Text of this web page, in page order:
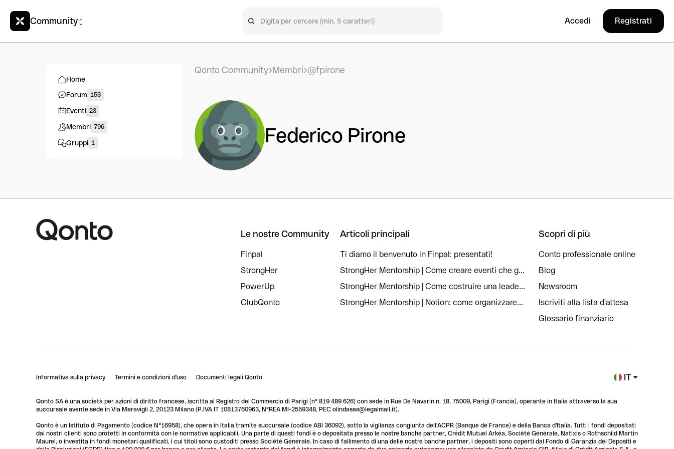
Community Accedi Registrati
Home
Forum 153
Eventi 23
Membri 796
Gruppi 1
Qonto Community Membri @fpirone
Federico Pirone
Le nostre Community
Finpal
StrongHer
PowerUp
ClubQonto
Articoli principali
Ti diamo il benvenuto in Finpal: presentati!
StrongHer Mentorship | Come creare eventi che g...
StrongHer Mentorship | Come costruire una leade...
StrongHer Mentorship | Notion: come organizzare...
Scopri di più
Conto professionale online
Blog
Newsroom
Iscriviti alla lista d'attesa
Glossario finanziario
Informativa sulla privacy Termini e condizioni d'uso Documenti legali Qonto IT
Qonto SA é una società per azioni di diritto francese, iscritta al Registro del Commercio di Parigi (n° 819 489 626) con sede in Rue De Navarin n. 18, 75009, Parigi (Francia), operante in Italia attraverso la sua
succursale avente sede in Via Meravigli 2, 20123 Milano (P.IVA IT 10813760963, N°REA MI-2559348, PEC olindasas@legalmail.it).
Qonto è un Istituto di Pagamento (codice N°16958), che opera in Italia tramite succursale (codice ABI 36092), sotto la vigilanza congiunta dell'ACPR (Banque de France) e della Banca d'Italia. Tutti i fondi depositati
dai nostri clienti sono protetti in conformità con le normative applicabili. Una parte di questi fondi è o depositata presso le nostre banche partner, Crédit Mutuel Arkéa, Société Générale, Natixis o Rothschild Martin
Maurel, o investita in fondi monetari qualificati, i cui titoli sono custoditi presso Société Générale. In caso di fallimento di una delle nostre banche partner, i depositi sono coperti dal Fondo di Garanzia dei Depositi e